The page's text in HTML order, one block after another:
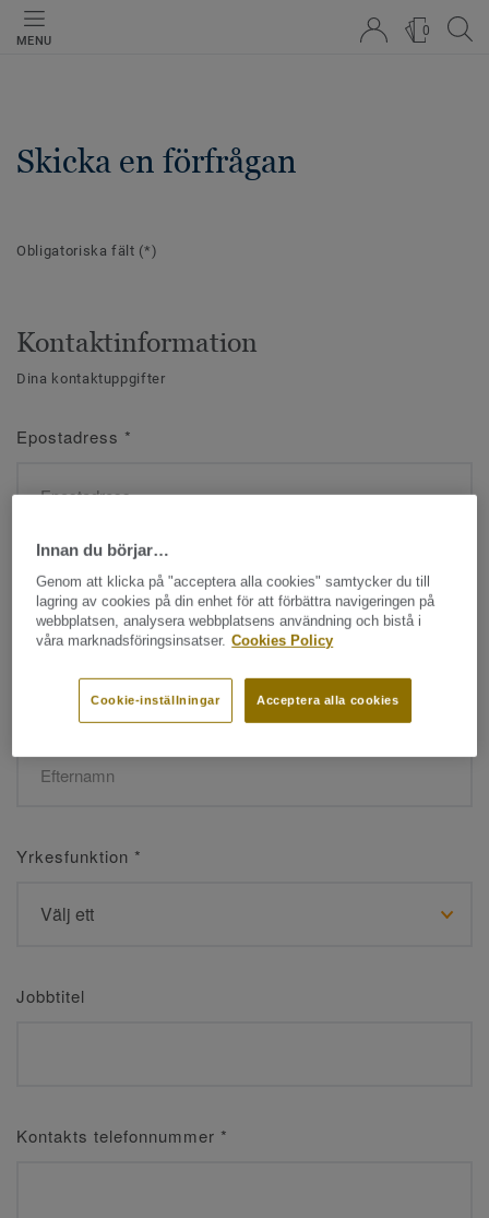
MENU
0
Skicka en förfrågan
Obligatoriska fält (*)
Kontaktinformation
Dina kontaktuppgifter
Epostadress *
Namn*
Efternamn*
Yrkesfunktion *
Jobbtitel
Kontakts telefonnummer *
Innan du börjar…
Genom att klicka på "acceptera alla cookies" samtycker du till
lagring av cookies på din enhet för att förbättra navigeringen på
webbplatsen, analysera webbplatsens användning och bistå i
våra marknadsföringsinsatser. Cookies Policy
Acceptera alla cookies
Cookie-inställningar